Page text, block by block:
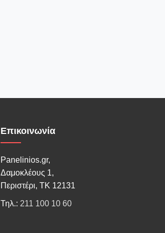
Επικοινωνία
Panelinios.gr,
Δαμοκλέους 1,
Περιστέρι, ΤΚ 12131
Τηλ.: 211 100 10 60